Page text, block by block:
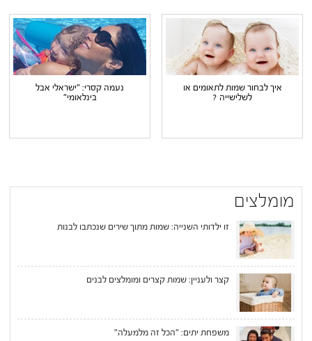
איך לבחור שמות לתאומים או
לשלישייה ?
נעמה קסרי: "ישראלי אבל
בינלאומי"
מומלצים
זו ילדותי השנייה: שמות מתוך שירים שנכתבו לבנות
קצר ולעניין: שמות קצרים ומומלצים לבנים
משפחת יתים: "הכל זה מלמעלה"